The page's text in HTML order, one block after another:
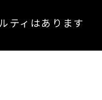
ティはあります